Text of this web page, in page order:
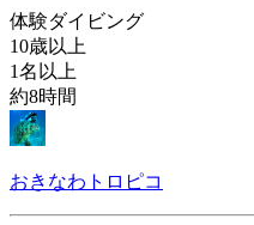
体験ダイビング
10歳以上
1名以上
約8時間
おきなわトロピコ